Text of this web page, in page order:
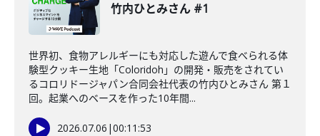
竹内ひとみさん #1
世界初、食物アレルギーにも対応した遊んで食べられる体
験型クッキー生地「Coloridoh」の開発・販売をされてい
るコロリドージャパン合同会社代表の竹内ひとみさん 第１
回。起業へのベースを作った10年間...
2026.07.06 |00:11:53